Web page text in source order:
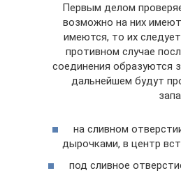
Первым делом
возможно на них
имеются, то их
противном случае
соединения образуются
дальнейшем будут
на сливном
дырочками, в центр
под сливное